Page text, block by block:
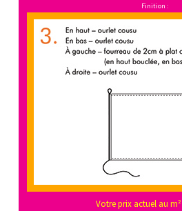
Finition :
Votre prix actuel au m²